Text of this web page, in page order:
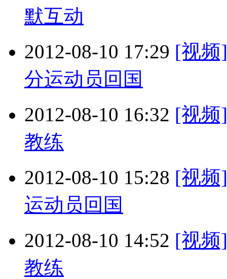
默互动
2012-08-10 17:29 [视频
分运动员回国
2012-08-10 16:32 [视频
教练
2012-08-10 15:28 [视频
运动员回国
2012-08-10 14:52 [视频
教练